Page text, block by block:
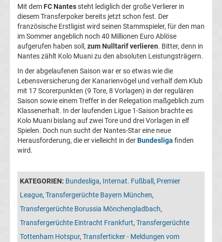
Transfergerüchte
Bayer
Transfergerüchte
Bayern
München
Dortmund
Transfergerüchte
Mit dem FC Nantessteht lediglich der große Verlierer in
diesem Transferpoker bereits jetzt schon fest. Der
französische Erstligist wird seinen Stammspieler, für den man
im Sommer angeblich noch 40 Millionen Euro Ablöse
aufgerufen haben soll, zum Nulltarif verlieren. Bitter, denn in
Nantes zählt Kolo Muani zu den absoluten Leistungsträgern.
In der abgelaufenen Saison war er so etwas wie die
Lebensversicherung der Kanarienvögel und verhalf dem Klub
mit 17 Scorerpunkten (9 Tore, 8 Vorlagen) in der regulären
Saison sowie einem Treffer in der Relegation maßgeblich zum
Klassenerhalt. In der laufenden Ligue 1-Saison brachte es
Kolo Muani bislang auf zwei Tore und drei Vorlagen in elf
Spielen. Doch nun sucht der Nantes-Star eine neue
Herausforderung, die er vielleicht in derBundesliga finden
wird.
KATEGORIEN: Bundesliga, Internat. Fußball , Premier
League, Transfergerüchte Bayern München,
Transfergerüchte Borussia Mönchengladbach,
Transfergerüchte Eintracht Frankfurt, Transfergerüchte
Tottenham Hotspur, Transferticker - Meldungen vom